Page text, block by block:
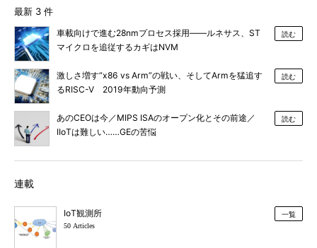
最新 3 件
車載向けで進む28nmプロセス採用――ルネサス、ST
マイクロを追従するカギはNVM
読む
激しさ増す“x86 vs Arm”の戦い、そしてArmを猛追す
るRISC-V 2019年動向予測
読む
あのCEOは今／MIPS ISAのオープン化とその前途／
IIoTは難しい……GEの苦悩
読む
連載
IoT観測所
50 Articles
一覧